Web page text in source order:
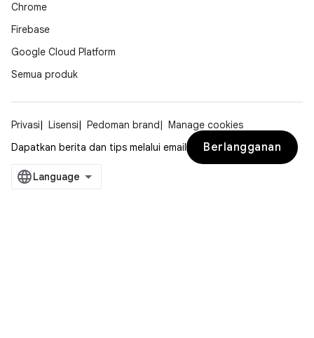
Chrome
Firebase
Google Cloud Platform
Semua produk
Privasi Lisensi Pedoman brand
Manage cookies
Dapatkan berita dan tips melalui email
Berlangganan